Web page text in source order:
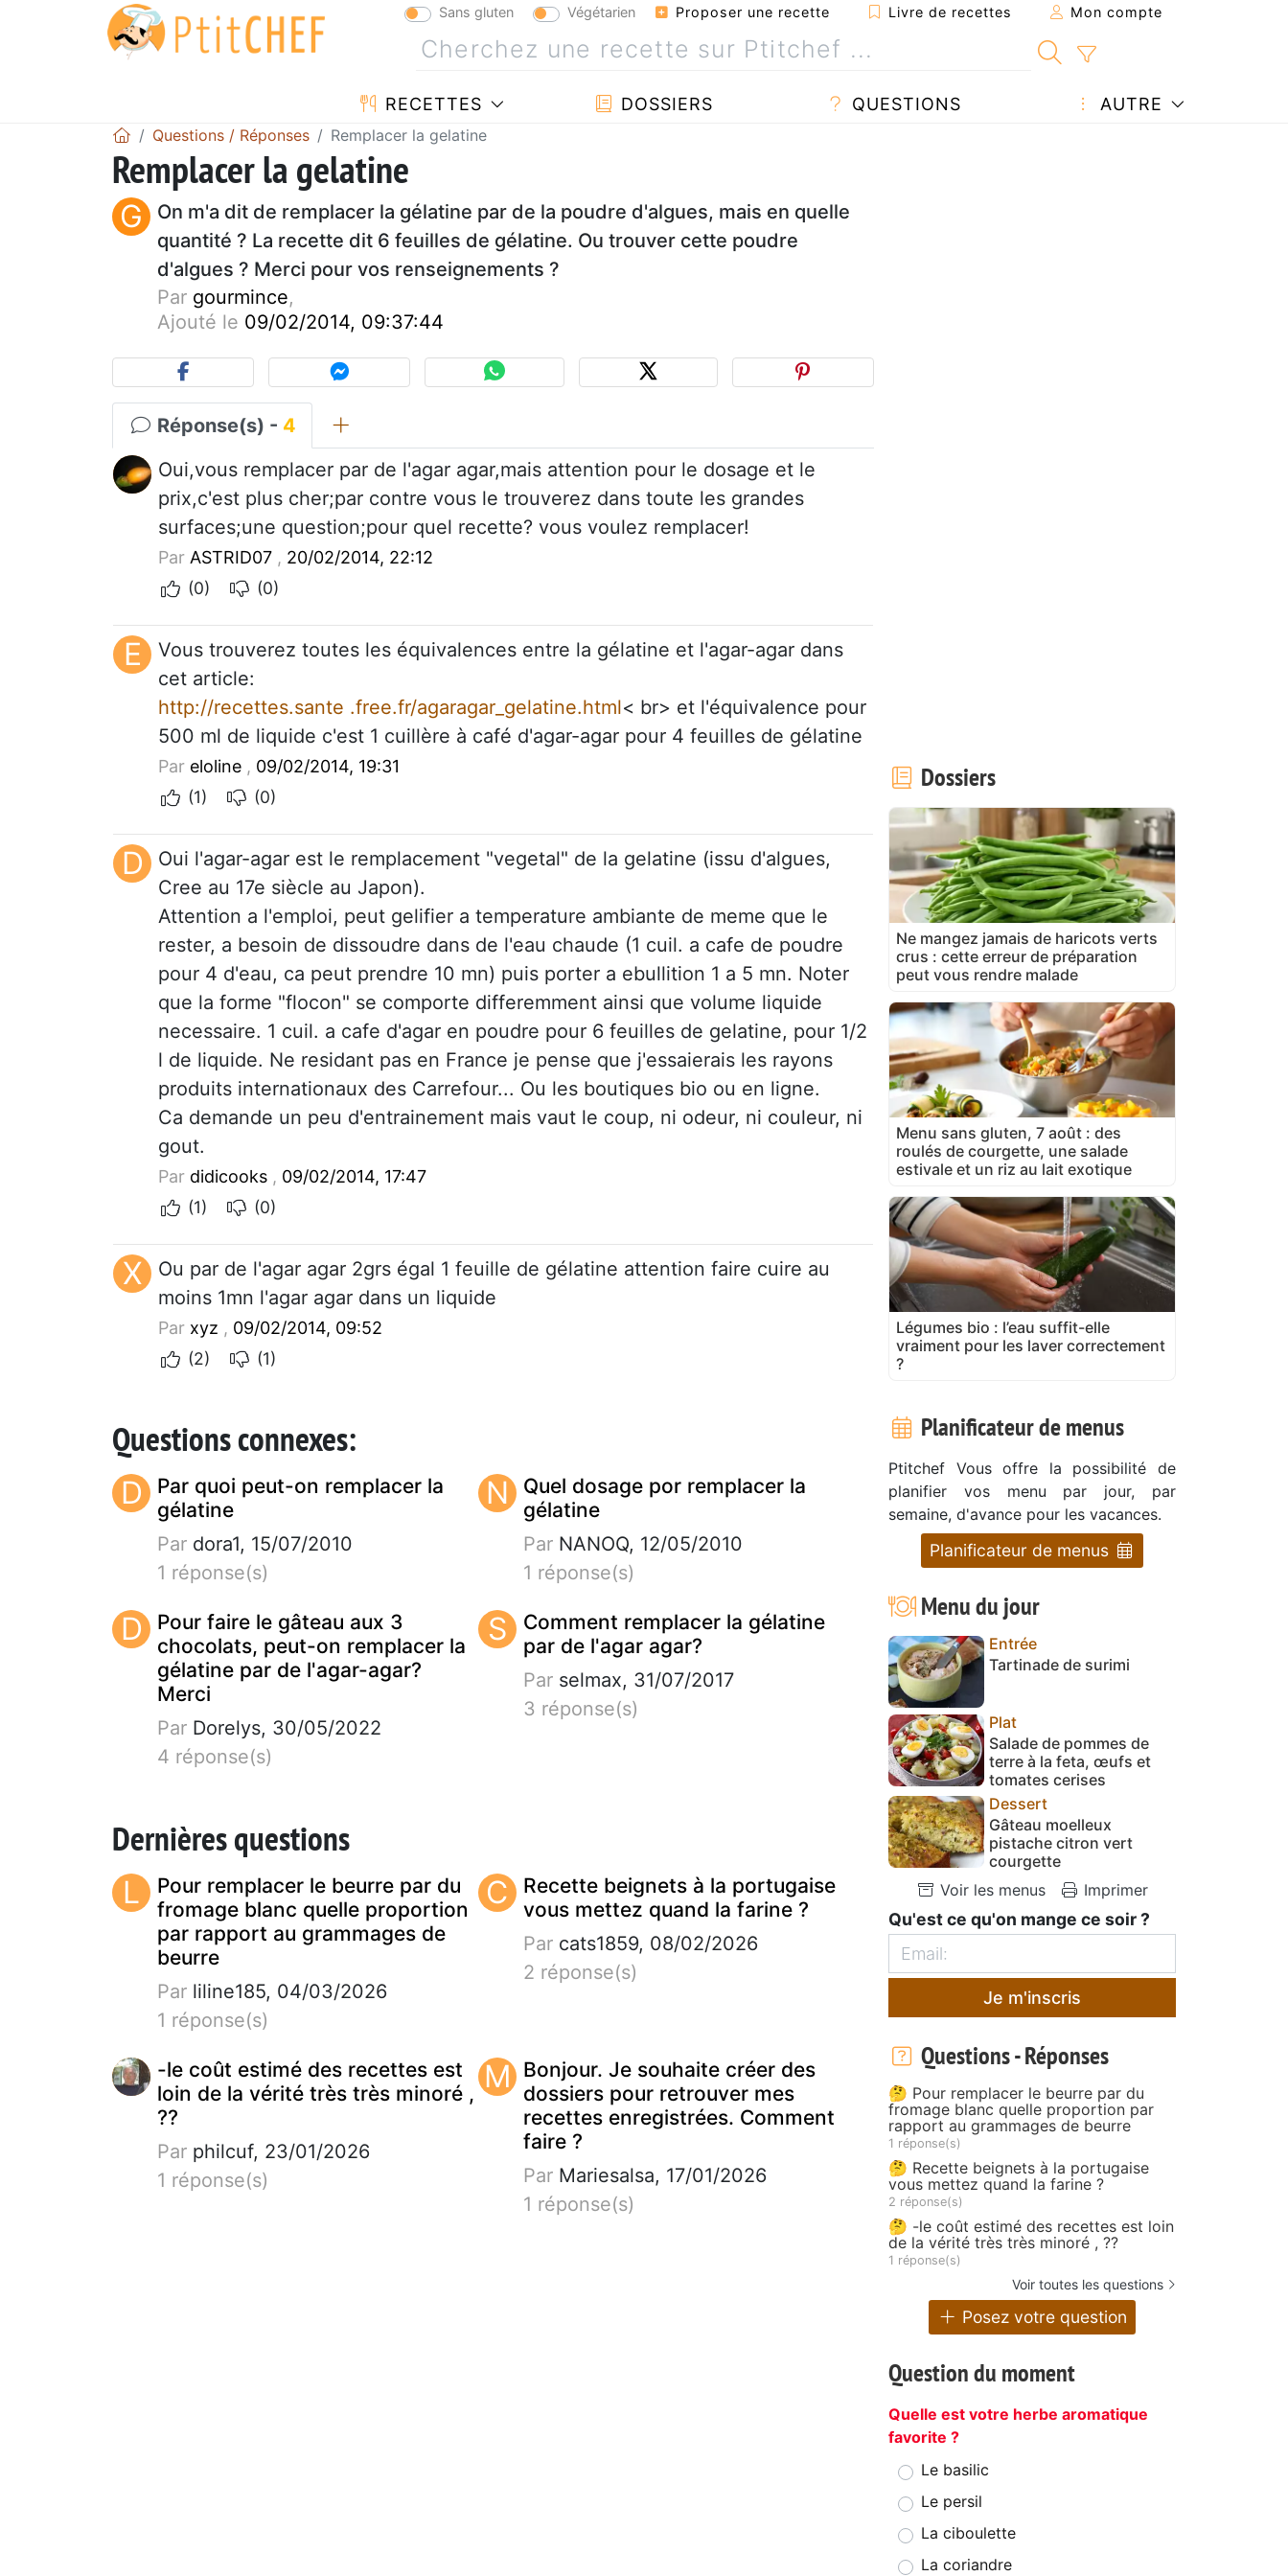
Sans gluten Végétarien Proposer une recette Livre de recettes Mon compte
RECETTES DOSSIERS QUESTIONS AUTRE
Questions / Réponses Remplacer la gelatine
Remplacer la gelatine
G
On m'a dit de remplacer la gélatine par de la poudre d'algues, mais en quelle
quantité ? La recette dit 6 feuilles de gélatine. Ou trouver cette poudre
d'algues ? Merci pour vos renseignements ?
Par gourmince,
Ajouté le 09/02/2014, 09:37:44
Réponse(s) - 4
Oui,vous remplacer par de l'agar agar,mais attention pour le dosage et le
prix,c'est plus cher;par contre vous le trouverez dans toute les grandes
surfaces;une question;pour quel recette? vous voulez remplacer!
Par ASTRID07 , 20/02/2014, 22:12
(0)
(0)
E
Vous trouverez toutes les équivalences entre la gélatine et l'agar-agar dans
cet article:
http://recettes.sante .free.fr/agaragar_gelatine.html< br> et l'équivalence pour
500 ml de liquide c'est 1 cuillère à café d'agar-agar pour 4 feuilles de gélatine
Par eloline , 09/02/2014, 19:31
(1)
(0)
D
Oui l'agar-agar est le remplacement "vegetal" de la gelatine (issu d'algues,
Cree au 17e siècle au Japon).
Attention a l'emploi, peut gelifier a temperature ambiante de meme que le
rester, a besoin de dissoudre dans de l'eau chaude (1 cuil. a cafe de poudre
pour 4 d'eau, ca peut prendre 10 mn) puis porter a ebullition 1 a 5 mn. Noter
que la forme "flocon" se comporte differemment ainsi que volume liquide
necessaire. 1 cuil. a cafe d'agar en poudre pour 6 feuilles de gelatine, pour 1/2
l de liquide. Ne residant pas en France je pense que j'essaierais les rayons
produits internationaux des Carrefour... Ou les boutiques bio ou en ligne.
Ca demande un peu d'entrainement mais vaut le coup, ni odeur, ni couleur, ni
gout.
Par didicooks , 09/02/2014, 17:47
(1)
(0)
X
Ou par de l'agar agar 2grs égal 1 feuille de gélatine attention faire cuire au
moins 1mn l'agar agar dans un liquide
Par xyz , 09/02/2014, 09:52
(2)
(1)
Questions connexes:
D
Par quoi peut-on remplacer la
gélatine
Par dora1, 15/07/2010
1 réponse(s)
N
Quel dosage por remplacer la
gélatine
ParNANOQ, 12/05/2010
1 réponse(s)
D
Pour faire le gâteau aux 3
chocolats, peut-on remplacer la
gélatine par de l'agar-agar?
Merci
Par Dorelys, 30/05/2022
4 réponse(s)
S
Comment remplacer la gélatine
par de l'agar agar?
Parselmax, 31/07/2017
3 réponse(s)
Dernières questions
L
Pour remplacer le beurre par du
fromage blanc quelle proportion
par rapport au grammages de
beurre
Par liline185, 04/03/2026
1 réponse(s)
C
Recette beignets à la portugaise
vous mettez quand la farine ?
Parcats1859, 08/02/2026
2 réponse(s)
-le coût estimé des recettes est
loin de la vérité très très minoré ,
??
Par philcuf, 23/01/2026
1 réponse(s)
M Bonjour. Je souhaite créer des
dossiers pour retrouver mes
recettes enregistrées. Comment
faire ?
ParMariesalsa, 17/01/2026
1 réponse(s)
Dossiers
Ne mangez jamais de haricots verts
crus : cette erreur de préparation
peut vous rendre malade
Menu sans gluten, 7 août : des
roulés de courgette, une salade
estivale et un riz au lait exotique
Légumes bio : l’eau suffit-elle
vraiment pour les laver correctement
?
Planificateur de menus
Ptitchef Vous offre la possibilité de
planifier vos menu par jour, par
semaine, d'avance pour les vacances.
Planificateur de menus
Menu du jour
Entrée
Tartinade de surimi
Plat
Salade de pommes de
terre à la feta, œufs et
tomates cerises
Dessert
Gâteau moelleux
pistache citron vert
courgette
Voir les menus
Imprimer
Qu'est ce qu'on mange ce soir ?
Je m'inscris
Questions - Réponses
🤔 Pour remplacer le beurre par du
fromage blanc quelle proportion par
rapport au grammages de beurre
1 réponse(s)
🤔 Recette beignets à la portugaise
vous mettez quand la farine ?
2 réponse(s)
🤔 -le coût estimé des recettes est loin
de la vérité très très minoré , ??
1 réponse(s)
Voir toutes les questions
Posez votre question
Question du moment
Quelle est votre herbe aromatique
favorite ?
Le basilic
Le persil
La ciboulette
La coriandre